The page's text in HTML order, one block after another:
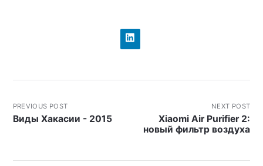
PREVIOUS POST
Виды Хакасии - 2015
NEXT POST
Xiaomi Air Purifier 2:
новый фильтр воздуха